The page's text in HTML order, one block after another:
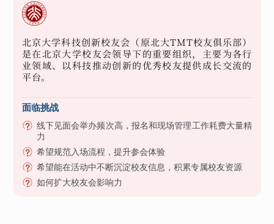
北京大学科技创新校友会（原北大TMT校友俱乐部）
是在北京大学校友会领导下的重要组织，主要为各行
业领域、以科技推动创新的优秀校友提供成长交流的
平台。
面临挑战
线下见面会举办频次高，报名和现场管理工作耗费大量精
力
希望规范入场流程，提升参会体验
希望能在活动中不断沉淀校友信息，积累专属校友资源
如何扩大校友会影响力